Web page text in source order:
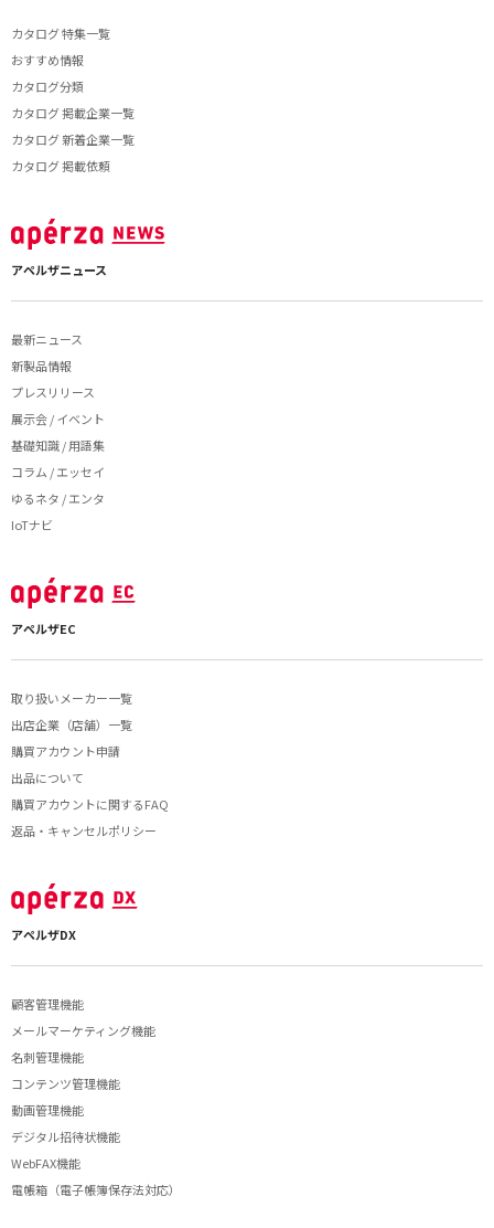
カタログ 特集一覧
おすすめ情報
カタログ分類
カタログ 掲載企業一覧
カタログ 新着企業一覧
カタログ 掲載依頼
アペルザニュース
最新ニュース
新製品情報
プレスリリース
展示会 / イベント
基礎知識 / 用語集
コラム / エッセイ
ゆるネタ / エンタ
IoTナビ
アペルザEC
取り扱いメーカー一覧
出店企業（店舗）一覧
購買アカウント申請
出品について
購買アカウントに関するFAQ
返品・キャンセルポリシー
アペルザDX
顧客管理機能
メールマーケティング機能
名刺管理機能
コンテンツ管理機能
動画管理機能
デジタル招待状機能
WebFAX機能
電帳箱（電子帳簿保存法対応）